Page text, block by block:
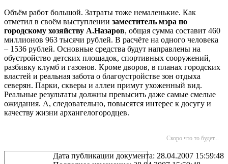
Объём работ большой. Затраты тоже немаленькие. Как
отметил в своём выступлении заместитель мэра по
городскому хозяйству А.Назаров, общая сумма составит 460
миллионов 963 тысячи рублей. В расчёте на одного человека
– 1536 рублей. Основные средства будут направлены на
обустройство детских площадок, спортивных сооружений,
разбивку клумб и газонов. Кроме дворов, в планах городских
властей и реальная забота о благоустройстве зон отдыха
северян. Парки, скверы и аллеи примут ухоженный вид.
Реальные результаты должны превысить даже самые смелые
ожидания. А, следовательно, повысятся интерес к досугу и
качеству жизни архангелогородцев.
Скоро что то будет...
Дата публикации документа: 28.04.2007 15:59:48